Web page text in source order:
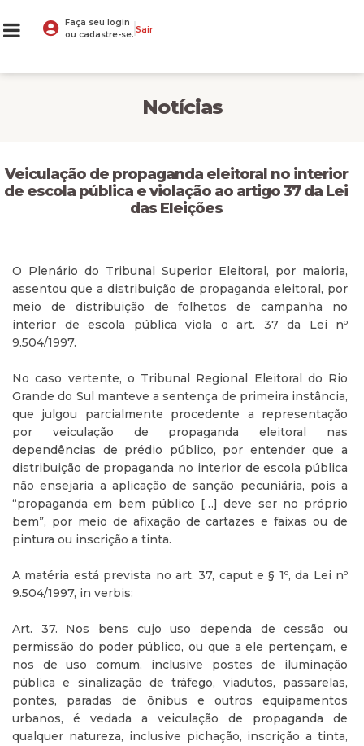
Faça seu login
ou cadastre-se. Sair
Notícias
Veiculação de propaganda eleitoral no interior
de escola pública e violação ao artigo 37 da Lei
das Eleições
O Plenário do Tribunal Superior Eleitoral, por maioria,
assentou que a distribuição de propaganda eleitoral, por
meio de distribuição de folhetos de campanha no
interior de escola pública viola o art. 37 da Lei nº
9.504/1997.
No caso vertente, o Tribunal Regional Eleitoral do Rio
Grande do Sul manteve a sentença de primeira instância,
que julgou parcialmente procedente a representação
por veiculação de propaganda eleitoral nas
dependências de prédio público, por entender que a
distribuição de propaganda no interior de escola pública
não ensejaria a aplicação de sanção pecuniária, pois a
“propaganda em bem público […] deve ser no próprio
bem”, por meio de afixação de cartazes e faixas ou de
pintura ou inscrição a tinta.
A matéria está prevista no art. 37, caput e § 1º, da Lei nº
9.504/1997, in verbis:
Art. 37. Nos bens cujo uso dependa de cessão ou
permissão do poder público, ou que a ele pertençam, e
nos de uso comum, inclusive postes de iluminação
pública e sinalização de tráfego, viadutos, passarelas,
pontes, paradas de ônibus e outros equipamentos
urbanos, é vedada a veiculação de propaganda de
qualquer natureza, inclusive pichação, inscrição a tinta,